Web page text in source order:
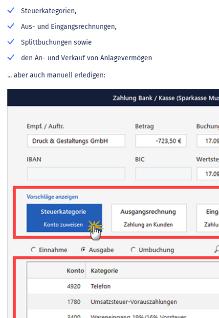
Steuerkategorien,
Aus- und Eingangsrechnungen,
Splittbuchungen sowie
den An- und Verkauf von Anlagevermögen
... aber auch manuell erledigen: